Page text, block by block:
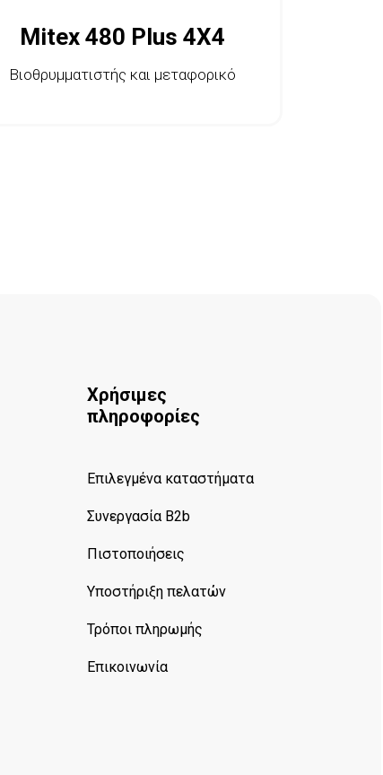
Mitex 480 Plus 4X4
Βιοθρυμματιστής και μεταφορικό
Χρήσιμες
πληροφορίες
Επιλεγμένα καταστήματα
Συνεργασία B2b
Πιστοποιήσεις
Υποστήριξη πελατών
Τρόποι πληρωμής
Επικοινωνία